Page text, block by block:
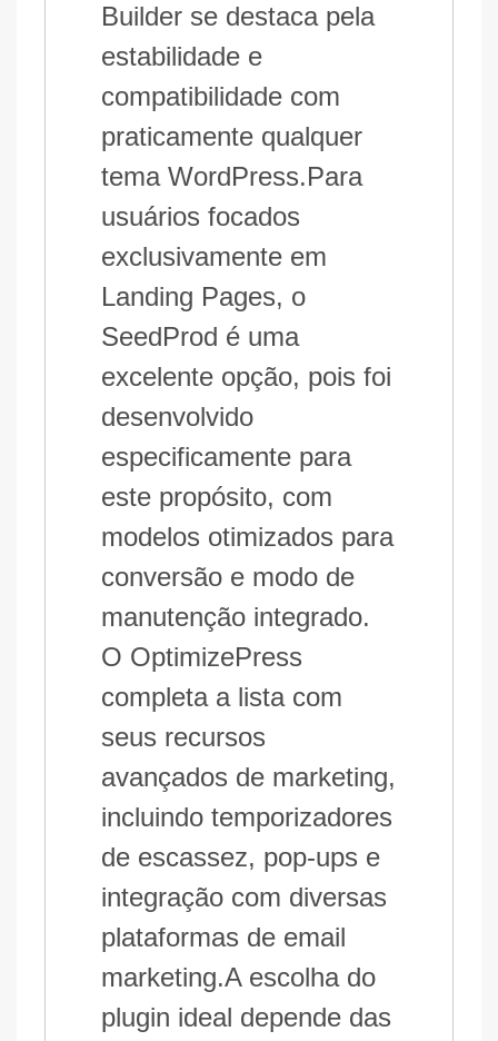
Builder se destaca pela
estabilidade e
compatibilidade com
praticamente qualquer
tema WordPress.Para
usuários focados
exclusivamente em
Landing Pages, o
SeedProd é uma
excelente opção, pois foi
desenvolvido
especificamente para
este propósito, com
modelos otimizados para
conversão e modo de
manutenção integrado.
O OptimizePress
completa a lista com
seus recursos
avançados de marketing,
incluindo temporizadores
de escassez, pop-ups e
integração com diversas
plataformas de email
marketing.A escolha do
plugin ideal depende das